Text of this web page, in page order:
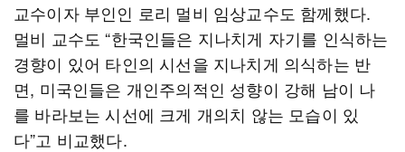
교수이자 부인인 로리 멀비 임상교수도 함께했다.
멀비 교수도 “한국인들은 지나치게 자기를 인식하는
경향이 있어 타인의 시선을 지나치게 의식하는 반
면, 미국인들은 개인주의적인 성향이 강해 남이 나
를 바라보는 시선에 크게 개의치 않는 모습이 있
다”고 비교했다.